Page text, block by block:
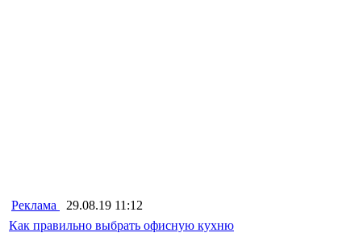
Реклама
29.08.19 11:12
Как правильно выбрать офисную кухню